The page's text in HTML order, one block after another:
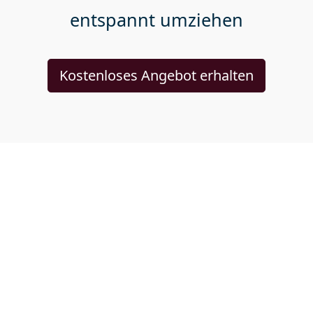
entspannt umziehen
Kostenloses Angebot erhalten